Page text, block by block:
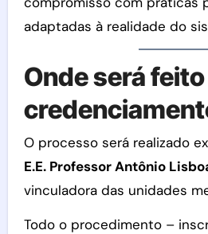
adaptadas à realidade do
Onde será
O processo será realizado
E.E. Professor Antônio
vinculadora das unidades
Todo o procedimento –